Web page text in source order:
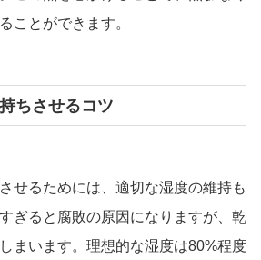
ことができます。
ちさせるコツ
せるためには、適切な湿度の維持も
ぎると腐敗の原因になりますが、乾
まいます。理想的な湿度は80%程度